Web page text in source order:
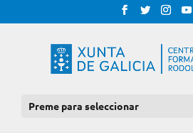
Preme para seleccionar